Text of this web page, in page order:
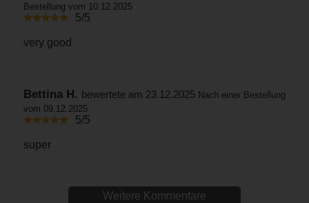
Bestellung vom 10.12.2025
5/5
very good
Bettina H. bewertete am 23.12.2025 Nach einer Bestellung
vom 09.12.2025
5/5
super
Weitere Kommentare